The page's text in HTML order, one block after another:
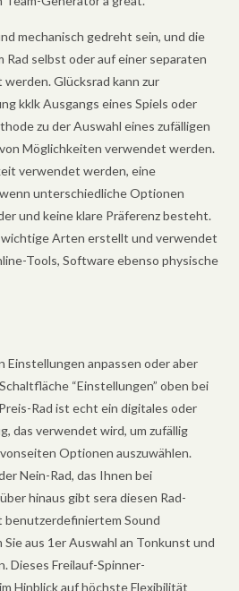
mechanisch gedreht sein, und die
Rad selbst oder auf einer separaten
Glücksrad kann zur
kklk Ausgangs eines Spiels oder
zu der Auswahl eines zufälligen
Möglichkeiten verwendet werden.
verwendet werden, eine
unterschiedliche Optionen
und keine klare Präferenz besteht.
wichtige Arten erstellt und verwendet
Tools, Software ebenso physische
Einstellungen anpassen oder aber
“Einstellungen” oben bei
Rad ist echt ein digitales oder
das verwendet wird, um zufällig
Optionen auszuwählen.
Nein-Rad, das Ihnen bei
hinaus gibt sera diesen Rad-
benutzerdefiniertem Sound
aus 1er Auswahl an Tonkunst und
Dieses Freilauf-Spinner-
Hinblick auf höchste Flexibilität